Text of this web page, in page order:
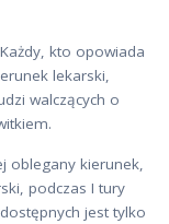
kto opowiada
lekarski,
walczących o
oblegany kierunek,
podczas I tury
jest tylko